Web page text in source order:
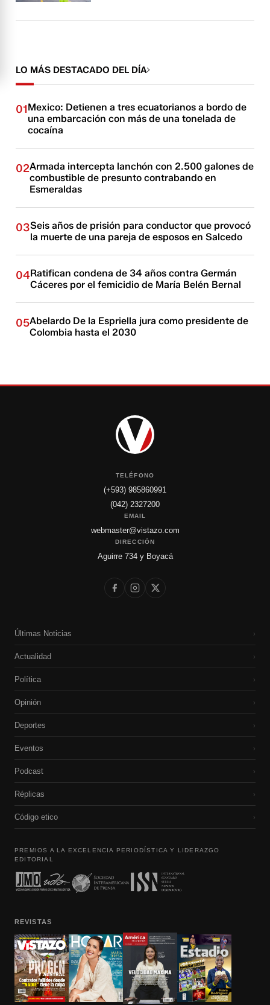
LO MÁS DESTACADO DEL DÍA
01Mexico: Detienen a tres ecuatorianos a bordo de
una embarcación con más de una tonelada de
cocaína
02Armada intercepta lanchón con 2.500 galones de
combustible de presunto contrabando en
Esmeraldas
03Seis años de prisión para conductor que provocó
la muerte de una pareja de esposos en Salcedo
04Ratifican condena de 34 años contra Germán
Cáceres por el femicidio de María Belén Bernal
05Abelardo De la Espriella jura como presidente de
Colombia hasta el 2030
TELÉFONO
(+593) 985860991
(042) 2327200
EMAIL
webmaster@vistazo.com
DIRECCIÓN
Aguirre 734 y Boyacá
Últimas Noticias ›
Actualidad ›
Política ›
Opinión ›
Deportes ›
Eventos ›
Podcast ›
Réplicas ›
Código etico ›
PREMIOS A LA EXCELENCIA PERIODÍSTICA Y LIDERAZGO
EDITORIAL
REVISTAS